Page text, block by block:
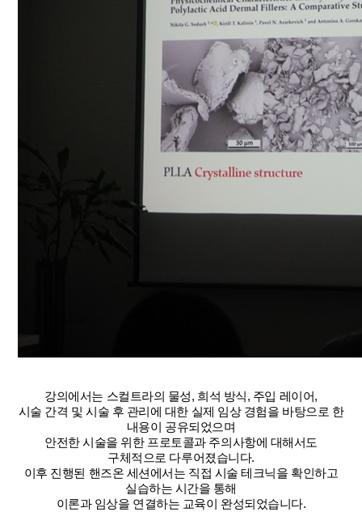
강의에서는 스컬트라의 물성, 희석 방식, 주입 레이어,
시술 간격 및 시술 후 관리에 대한 실제 임상 경험을 바탕으로 한
내용이 공유되었으며
안전한 시술을 위한 프로토콜과 주의사항에 대해서도
구체적으로 다루어졌습니다.
이후 진행된 핸즈온 세션에서는 직접 시술 테크닉을 확인하고
실습하는 시간을 통해
이론과 임상을 연결하는 교육이 완성되었습니다.